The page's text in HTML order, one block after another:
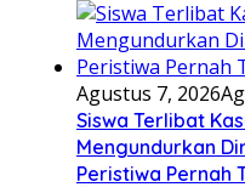
Agustus 7, 2026
Siswa Terlibat
Mengundurkan
Peristiwa Pernah